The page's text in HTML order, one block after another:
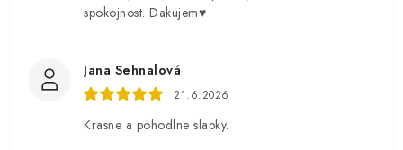
spokojnost. Dakujem♥️
Jana Sehnalová
21.6.2026
Krasne a pohodlne slapky.